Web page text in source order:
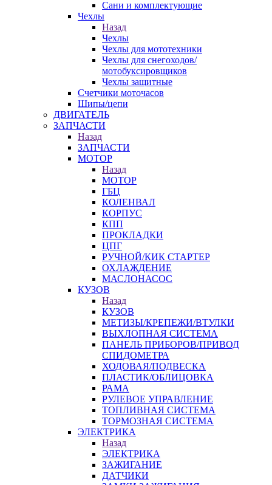
Сани и комплектующие
Чехлы
Назад
Чехлы
Чехлы для мототехники
Чехлы для снегоходов/
мотобуксировщиков
Чехлы защитные
Счетчики моточасов
Шипы/цепи
ДВИГАТЕЛЬ
ЗАПЧАСТИ
Назад
ЗАПЧАСТИ
МОТОР
Назад
МОТОР
ГБЦ
КОЛЕНВАЛ
КОРПУС
КПП
ПРОКЛАДКИ
ЦПГ
РУЧНОЙ/КИК СТАРТЕР
ОХЛАЖДЕНИЕ
МАСЛОНАСОС
КУЗОВ
Назад
КУЗОВ
МЕТИЗЫ/КРЕПЕЖИ/ВТУЛКИ
ВЫХЛОПНАЯ СИСТЕМА
ПАНЕЛЬ ПРИБОРОВ/ПРИВОД
СПИДОМЕТРА
ХОДОВАЯ/ПОДВЕСКА
ПЛАСТИК/ОБЛИЦОВКА
РАМА
РУЛЕВОЕ УПРАВЛЕНИЕ
ТОПЛИВНАЯ СИСТЕМА
ТОРМОЗНАЯ СИСТЕМА
ЭЛЕКТРИКА
Назад
ЭЛЕКТРИКА
ЗАЖИГАНИЕ
ДАТЧИКИ